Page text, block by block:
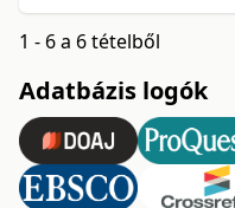
1 - 6 a 6 tételből
Adatbázis logók